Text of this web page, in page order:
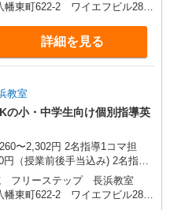
当99円支給 ※担当人数・コマ数
6h:時給
回:1コマ1,580円＋一律手当
人紹介キャンペーン☆ 1人紹
幡東町622-2 ワイエフビル28
詳細を見る
教室
の小・中学生向け個別指導英
〜2,302円 2名指導1コマ担
（授業前後手当込み) 2名指導2
6,739円（授業前後・授業間手
手当500円含む（25分） ※2コ
当99円支給 ※担当人数・コマ数
フリーステップ 長浜教室
幡東町622-2 ワイエフビル28